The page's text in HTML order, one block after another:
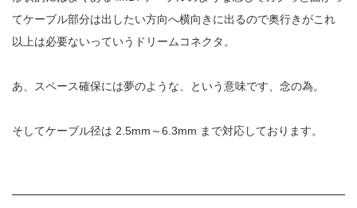
てケーブル部分は出したい方向へ横向きに出るので奥行きがこれ
以上は必要ないっていうドリームコネクタ。
あ、スペース確保には夢のような、という意味です、念の為。
そしてケーブル径は 2.5mm ～6.3mm まで対応しております。